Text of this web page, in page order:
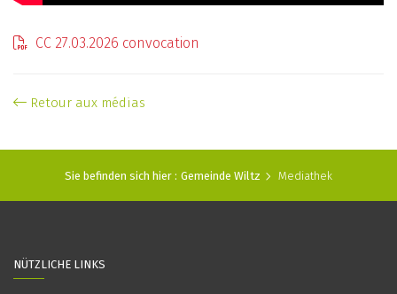
CC 27.03.2026 convocation
Retour aux médias
Sie befinden sich hier : Gemeinde Wiltz Mediathek
NÜTZLICHE LINKS